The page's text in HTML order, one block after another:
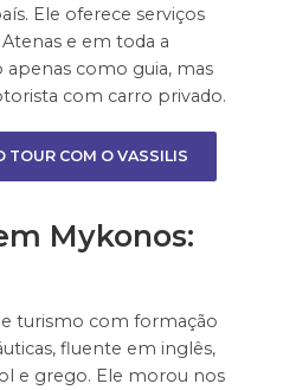
Ele oferece serviços
e em toda a
apenas como guia, mas
com carro privado.
TOUR COM O VASSILIS
Mykonos:
turismo com formação
fluente em inglês,
e grego. Ele morou nos